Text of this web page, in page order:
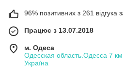
96% позитивних з 261 відгука
Працює з 13.07.2018
м. Одеса
Одесская область.Одесса 7
Україна